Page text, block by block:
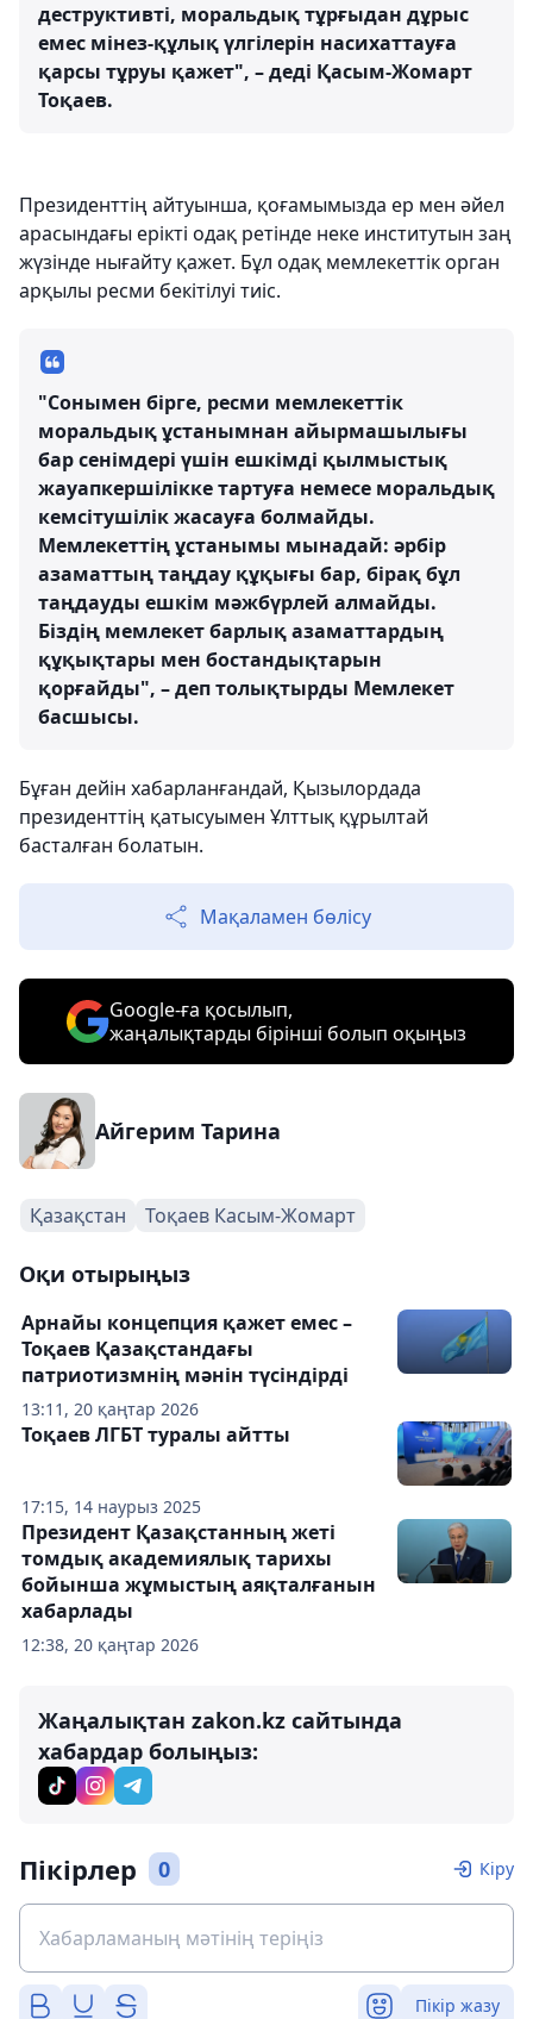
деструктивті, моральдық тұрғыдан дұрыс
емес мінез-құлық үлгілерін насихаттауға
қарсы тұруы қажет", – деді Қасым-Жомарт
Тоқаев.
Президенттің айтуынша, қоғамымызда ер мен әйел
арасындағы ерікті одақ ретінде неке институтын заң
жүзінде нығайту қажет. Бұл одақ мемлекеттік орган
арқылы ресми бекітілуі тиіс.
"Сонымен бірге, ресми мемлекеттік
моральдық ұстанымнан айырмашылығы
бар сенімдері үшін ешкімді қылмыстық
жауапкершілікке тартуға немесе моральдық
кемсітушілік жасауға болмайды.
Мемлекеттің ұстанымы мынадай: әрбір
азаматтың таңдау құқығы бар, бірақ бұл
таңдауды ешкім мәжбүрлей алмайды.
Біздің мемлекет барлық азаматтардың
құқықтары мен бостандықтарын
қорғайды", – деп толықтырды Мемлекет
басшысы.
Бұған дейін хабарланғандай, Қызылордада
президенттің қатысуымен Ұлттық құрылтай
басталған болатын.
Мақаламен бөлісу
Google-ға қосылып,
жаңалықтарды бірінші болып оқыңыз
Айгерим Тарина
Қазақстан Тоқаев Касым-Жомарт
Оқи отырыңыз
13:11, 20 қаңтар 2026
Арнайы концепция қажет емес –
Тоқаев Қазақстандағы
патриотизмнің мәнін түсіндірді
17:15, 14 наурыз 2025
Тоқаев ЛГБТ туралы айтты
12:38, 20 қаңтар 2026
Президент Қазақстанның жеті
томдық академиялық тарихы
бойынша жұмыстың аяқталғанын
хабарлады
Жаңалықтан zakon.kz сайтында
хабардар болыңыз:
Пікірлер 0 Кіру
Пікір жазу